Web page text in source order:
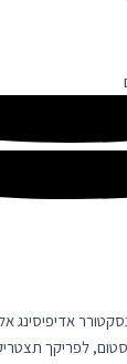
אדיפיסינג
לפריקך